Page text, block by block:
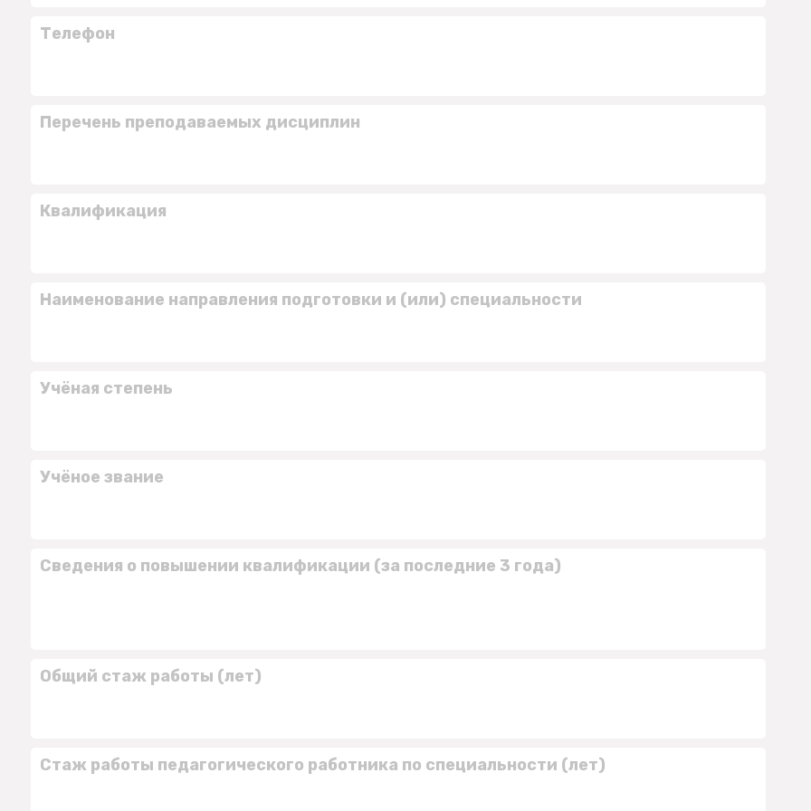
Телефон
Перечень преподаваемых дисциплин
Квалификация
Наименование направления подготовки и (или) специальности
Учёная степень
Учёное звание
Сведения о повышении квалификации (за последние 3 года)
Общий стаж работы (лет)
Стаж работы педагогического работника по специальности (лет)